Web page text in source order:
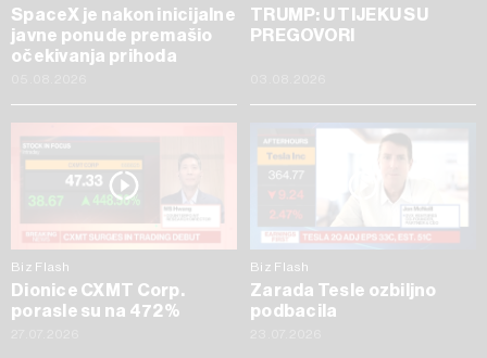
SpaceX je nakon inicijalne
javne ponude premašio
očekivanja prihoda
TRUMP: U TIJEKU SU
PREGOVORI
Biz Flash
Dionice CXMT Corp.
porasle su na 472%
Biz Flash
Zarada Tesle ozbiljno
podbacila